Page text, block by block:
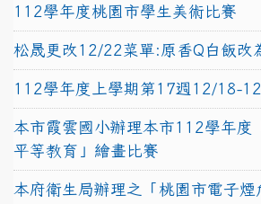
112學年度桃園市學生美術比賽
松晟更改12/22菜單:原香Q白飯改
112學年度上學期第17週12/18-
本市霞雲國小辦理本市112學年度
平等教育」繪畫比賽
本府衛生局辦理之「桃園市電子煙